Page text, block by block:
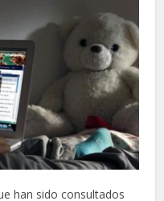
han sido consultados